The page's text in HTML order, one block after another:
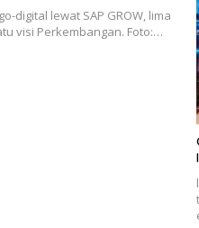
digital lewat SAP GROW, lima
visi Perkembangan. Foto:…